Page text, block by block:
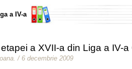
a IV-a
a XVII-a din Liga a IV-a
. / 6 decembrie 2009